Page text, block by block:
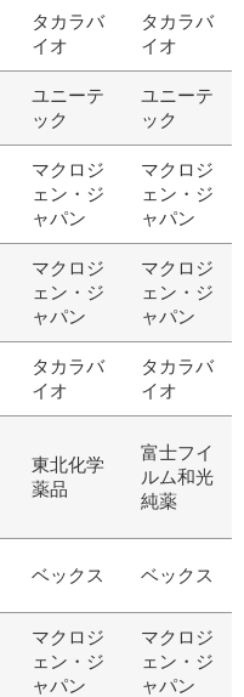
タカラバ
イオ
タカラバ
イオ
ユニーテ
ック
ユニーテ
ック
マクロジ
ェン・ジ
ャパン
マクロジ
ェン・ジ
ャパン
マクロジ
ェン・ジ
ャパン
マクロジ
ェン・ジ
ャパン
タカラバ
イオ
タカラバ
イオ
東北化学
薬品
富士フイ
ルム和光
純薬
ベックス ベックス
マクロジ
ェン・ジ
ャパン
マクロジ
ェン・ジ
ャパン